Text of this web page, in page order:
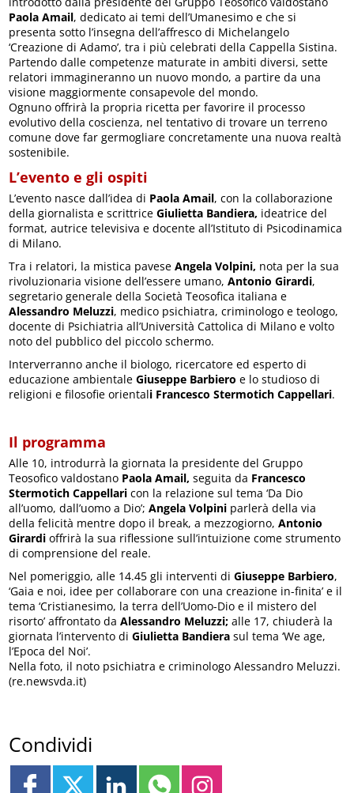
Paola Amail, dedicato ai temi dell’Umanesimo e che si
presenta sotto l’insegna dell’affresco di Michelangelo
‘Creazione di Adamo’, tra i più celebrati della Cappella Sistina.
Partendo dalle competenze maturate in ambiti diversi, sette
relatori immagineranno un nuovo mondo, a partire da una
visione maggiormente consapevole del mondo.
Ognuno offrirà la propria ricetta per favorire il processo
evolutivo della coscienza, nel tentativo di trovare un terreno
comune dove far germogliare concretamente una nuova realtà
sostenibile.
L’evento e gli ospiti
L’evento nasce dall’idea di Paola Amail, con la collaborazione
della giornalista e scrittriceGiulietta Bandiera, ideatrice del
format, autrice televisiva e docente all’Istituto di Psicodinamica
di Milano.
Tra i relatori, la mistica paveseAngela Volpini, nota per la sua
rivoluzionaria visione dell’essere umano,Antonio Girardi,
segretario generale della Società Teosofica italiana e
Alessandro Meluzzi, medico psichiatra, criminologo e teologo,
docente di Psichiatria all’Università Cattolica di Milano e volto
noto del pubblico del piccolo schermo.
Interverranno anche il biologo, ricercatore ed esperto di
educazione ambientaleGiuseppe Barbiero e lo studioso di
religioni e filosofie orientali Francesco Stermotich Cappellari.
Il programma
Alle 10, introdurrà la giornata la presidente del Gruppo
Teosofico valdostano Paola Amail, seguita da Francesco
Stermotich Cappellari con la relazione sul tema ‘Da Dio
all’uomo, dall’uomo a Dio’; Angela Volpini parlerà della via
della felicità mentre dopo il break, a mezzogiorno,Antonio
Girardi offrirà la sua riflessione sull’intuizione come strumento
di comprensione del reale.
Nel pomeriggio, alle 14.45 gli interventi diGiuseppe Barbiero,
‘Gaia e noi, idee per collaborare con una creazione in-finita’ e il
tema ‘Cristianesimo, la terra dell’Uomo-Dio e il mistero del
risorto’ affrontato daAlessandro Meluzzi; alle 17, chiuderà la
giornata l’intervento diGiulietta Bandiera sul tema ‘We age,
l’Epoca del Noi’.
Nella foto, il noto psichiatra e criminologo Alessandro Meluzzi.
(re.newsvda.it)
Condividi